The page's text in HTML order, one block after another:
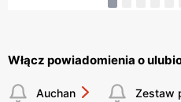
Włącz powiadomienia o
Auchan Zestaw